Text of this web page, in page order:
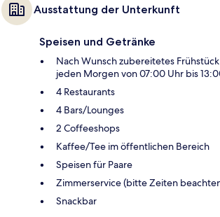
Ausstattung der Unterkunft
Speisen und Getränke
Nach Wunsch zubereitetes
jeden Morgen von 07:00 Uhr bis
4 Restaurants
4 Bars/Lounges
2 Coffeeshops
Kaffee/Tee im öffentlichen Bereich
Speisen für Paare
Zimmerservice (bitte Zeiten
Snackbar